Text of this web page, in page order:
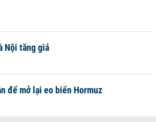
Nội tăng giá
để mở lại eo biển Hormuz